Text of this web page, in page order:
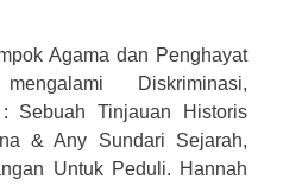
Agama dan Penghayat
Diskriminasi,
Sebuah Tinjauan Historis
& Any Sundari Sejarah,
Untuk Peduli. Hannah